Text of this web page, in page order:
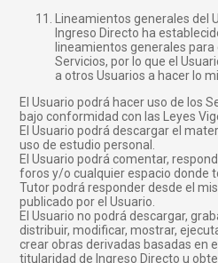
Lineamientos generales del
Ingreso Directo ha
lineamientos generales
Servicios, por lo que el
a otros Usuarios a hacer lo
El Usuario podrá hacer uso de los
bajo conformidad con las Leyes
El Usuario podrá descargar el
uso de estudio personal.
El Usuario podrá comentar,
foros y/o cualquier espacio donde
Tutor podrá responder desde el
publicado por el Usuario.
El Usuario no podrá descargar,
distribuir, modificar, mostrar,
crear obras derivadas basadas en
titularidad de Ingreso Directo u